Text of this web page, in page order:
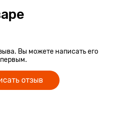
Вы можете написать его
первым.
отзыв